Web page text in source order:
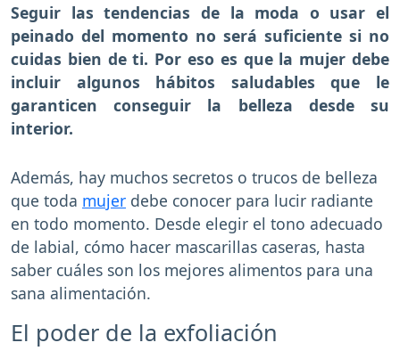
Seguir las tendencias de la moda o usar el
peinado del momento no será suficiente si no
cuidas bien de ti. Por eso es que la mujer debe
incluir algunos hábitos saludables que le
garanticen conseguir la belleza desde su
interior.
Además, hay muchos secretos o trucos de belleza
que toda mujer debe conocer para lucir radiante
en todo momento. Desde elegir el tono adecuado
de labial, cómo hacer mascarillas caseras, hasta
saber cuáles son los mejores alimentos para una
sana alimentación.
El poder de la exfoliación